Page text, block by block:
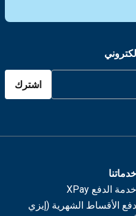
اشترك
خدماتنا
خدمة الدفع XPay
دفع الأقساط الشهرية (إيزي